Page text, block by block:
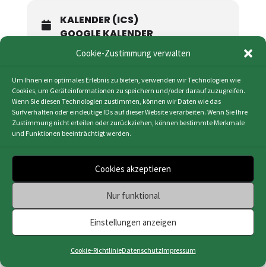
Cookie-Zustimmung verwalten
Um Ihnen ein optimales Erlebnis zu bieten, verwenden wir Technologien wie
Cookies, um Geräteinformationen zu speichern und/oder darauf zuzugreifen.
Wenn Sie diesen Technologien zustimmen, können wir Daten wie das
Surfverhalten oder eindeutige IDs auf dieser Website verarbeiten. Wenn Sie Ihre
Zustimmung nicht erteilen oder zurückziehen, können bestimmte Merkmale
und Funktionen beeinträchtigt werden.
Cookies akzeptieren
Nur funktional
Einstellungen anzeigen
Cookie-RichtlinieDatenschutzImpressum
KALENDER (ICS)
GOOGLE KALENDER
Impressum|Datenschutz|Cookie-Richtlinie
(EU)| Webdesign & Programmierung | HMF-IT